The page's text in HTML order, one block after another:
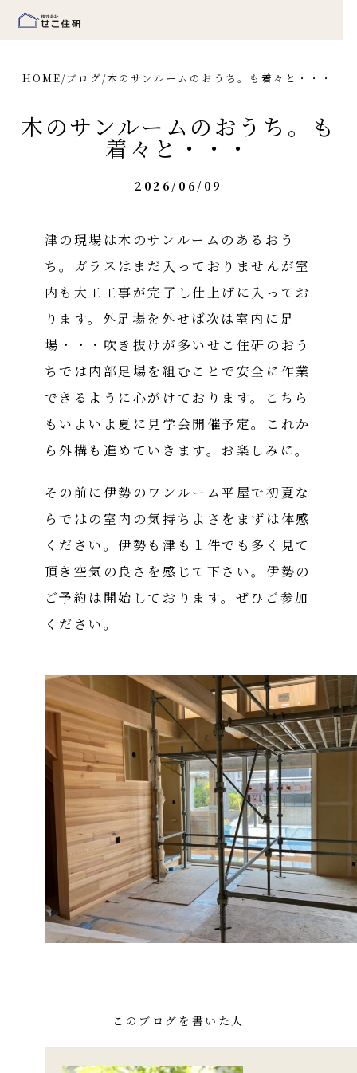
HOME/ブログ/木のサンルームのおうち。も着々と・・・
木のサンルームのおうち。も
着々と・・・
2026/06/09
津の現場は木のサンルームのあるおう
ち。ガラスはまだ入っておりませんが室
内も大工工事が完了し仕上げに入ってお
ります。外足場を外せば次は室内に足
場・・・吹き抜けが多いせこ住研のおう
ちでは内部足場を組むことで安全に作業
できるように心がけております。こちら
もいよいよ夏に見学会開催予定。これか
ら外構も進めていきます。お楽しみに。
その前に伊勢のワンルーム平屋で初夏な
らではの室内の気持ちよさをまずは体感
ください。伊勢も津も１件でも多く見て
頂き空気の良さを感じて下さい。伊勢の
ご予約は開始しております。ぜひご参加
ください。
このブログを書いた人